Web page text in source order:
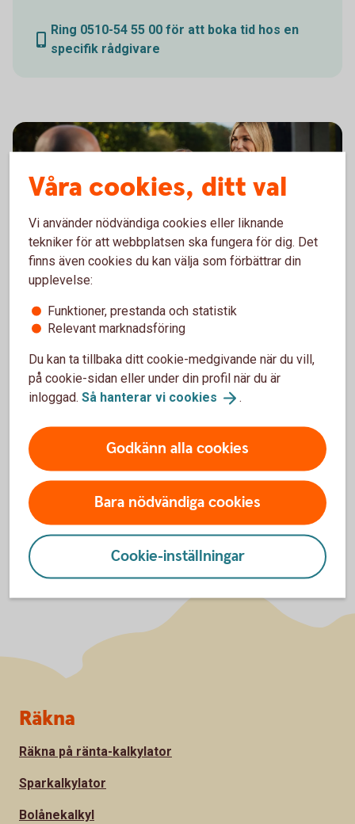
Ring 0510-54 55 00 för att boka tid hos en
specifik rådgivare
Inte kund hos oss ännu?
ser fram emot att få hjälp dig. Välkommen till
Sparbanken Lidköping!
Lidköping
Våra cookies, ditt val
Vi använder nödvändiga cookies eller liknande
tekniker för att webbplatsen ska fungera för dig. Det
finns även cookies du kan välja som förbättrar din
upplevelse:
Funktioner, prestanda och statistik
Relevant marknadsföring
Du kan ta tillbaka ditt cookie-medgivande när du vill,
på cookie-sidan eller under din profil när du är
inloggad. Så hanterar vi cookies .
Godkänn alla cookies
Bara nödvändiga cookies
Cookie-inställningar
Sidfot
Räkna
Räkna på ränta-kalkylator
Sparkalkylator
Bolånekalkyl